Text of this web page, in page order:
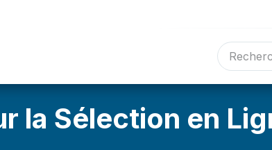
Sélection en ligne
la Sélection en